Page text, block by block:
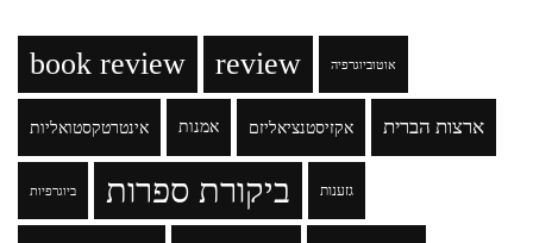
book review review אוטוביוגרפיה
אינטרטקסטואליות אמנות אקזיסטנציאליזם ארצות הברית
ביוגרפיות ביקורת ספרות גזענות